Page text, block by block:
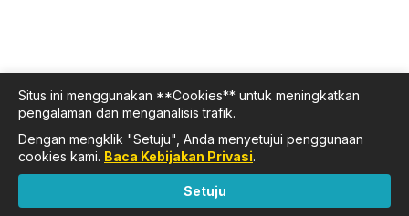
Situs ini menggunakan **Cookies** untuk meningkatkan
pengalaman dan menganalisis trafik.
Dengan mengklik "Setuju", Anda menyetujui penggunaan
cookies kami. Baca Kebijakan Privasi.
Setuju